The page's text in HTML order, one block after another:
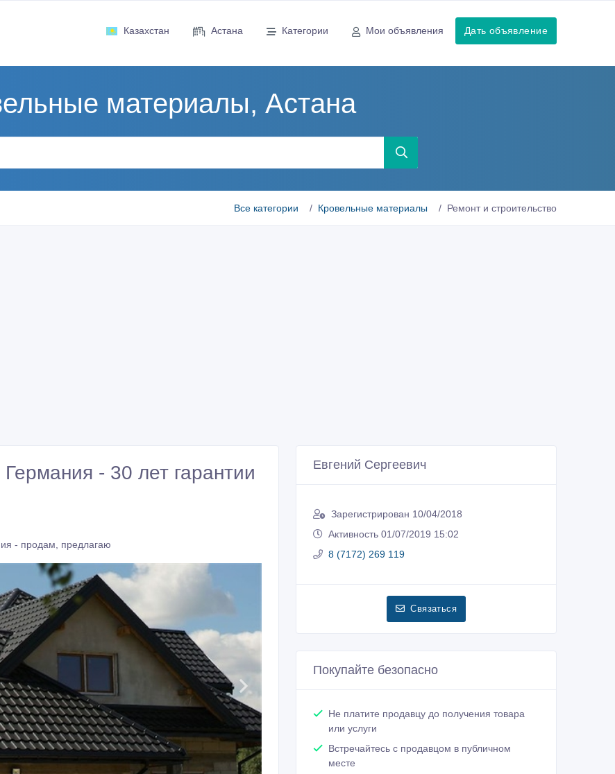
Казахстан Астана Категории Мои объявления Дать объявление
материалы, Астана
Все категории Кровельные материалы Ремонт и строительство
- 30 лет гарантии
- продам, предлагаю
Евгений Сергеевич
Зарегистрирован 10/04/2018
Активность 01/07/2019 15:02
8 (7172) 269 119
Связаться
Покупайте безопасно
Не платите продавцу до получения товара
или услуги
Встречайтесь с продавцом в публичном
месте